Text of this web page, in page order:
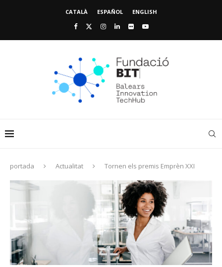
CATALÀ ESPAÑOL ENGLISH
portada Actualitat Tornen els premis Emprèn XXI